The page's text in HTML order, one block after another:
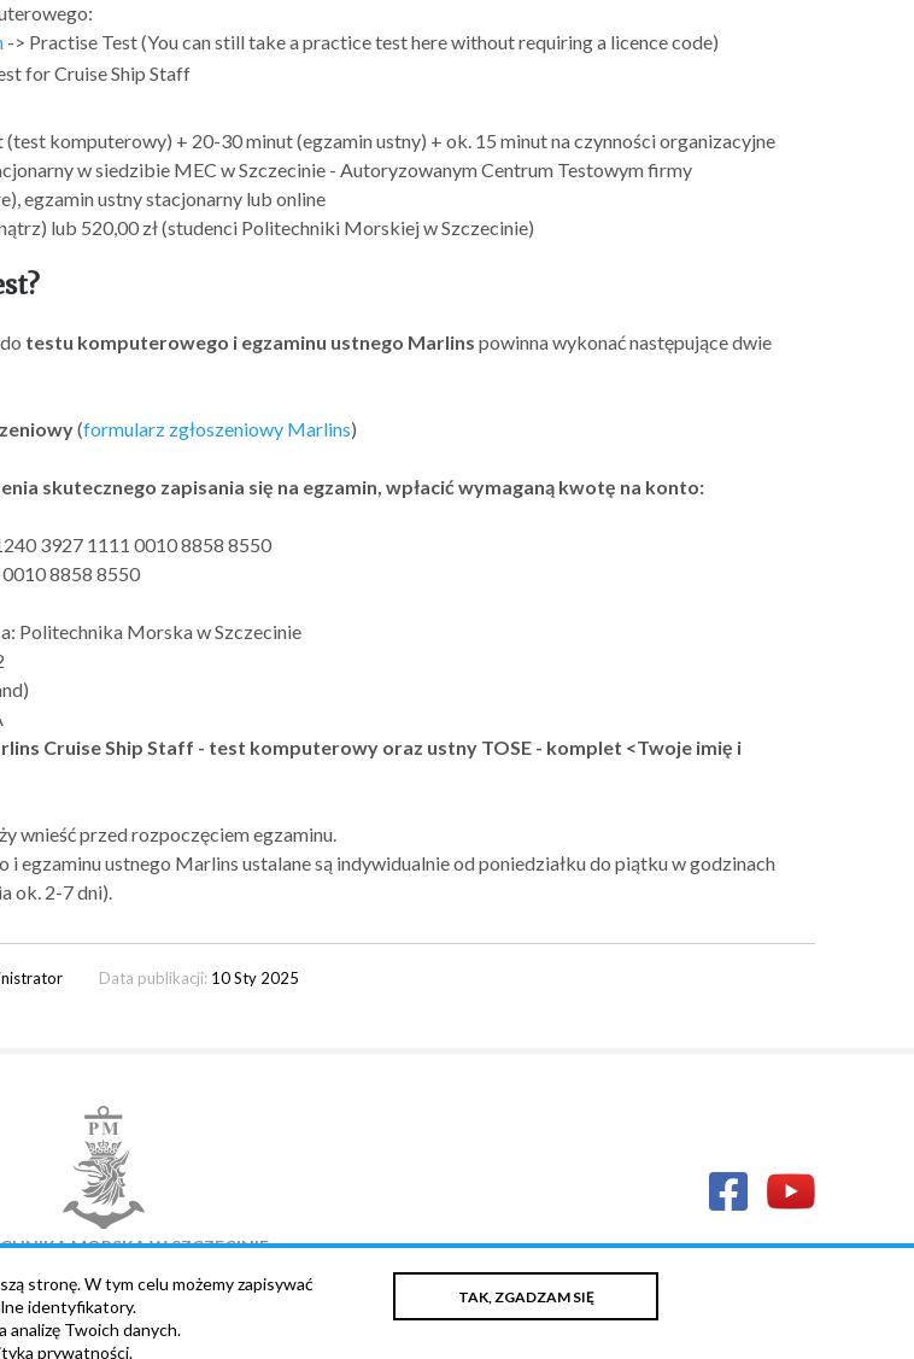
-> Practise Test (You can still take a practice test here without requiring a licence code)
for Cruise Ship Staff
(test komputerowy) + 20-30 minut (egzamin ustny) + ok. 15 minut na czynności organizacyjne
w siedzibie MEC w Szczecinie - Autoryzowanym Centrum Testowym firmy
egzamin ustny stacjonarny lub online
lub 520,00 zł (studenci Politechniki Morskiej w Szczecinie)
testu komputerowego i egzaminu ustnego Marlins powinna wykonać następujące dwie
(formularz zgłoszeniowy Marlins)
skutecznego zapisania się na egzamin, wpłacić wymaganą kwotę na konto:
3927 1111 0010 8858 8550
8858 8550
Politechnika Morska w Szczecinie
Cruise Ship Staff - test komputerowy oraz ustny TOSE - komplet <Twoje imię i
wnieść przed rozpoczęciem egzaminu.
egzaminu ustnego Marlins ustalane są indywidualnie od poniedziałku do piątku w godzinach
ok. 2-7 dni).
Data publikacji: 10 Sty 2025
MORSKA W SZCZECINIE
stronę. W tym celu możemy zapisywać
identyfikatory.
analizę Twoich danych.
prywatności.
TAK, ZGADZAM SIĘ